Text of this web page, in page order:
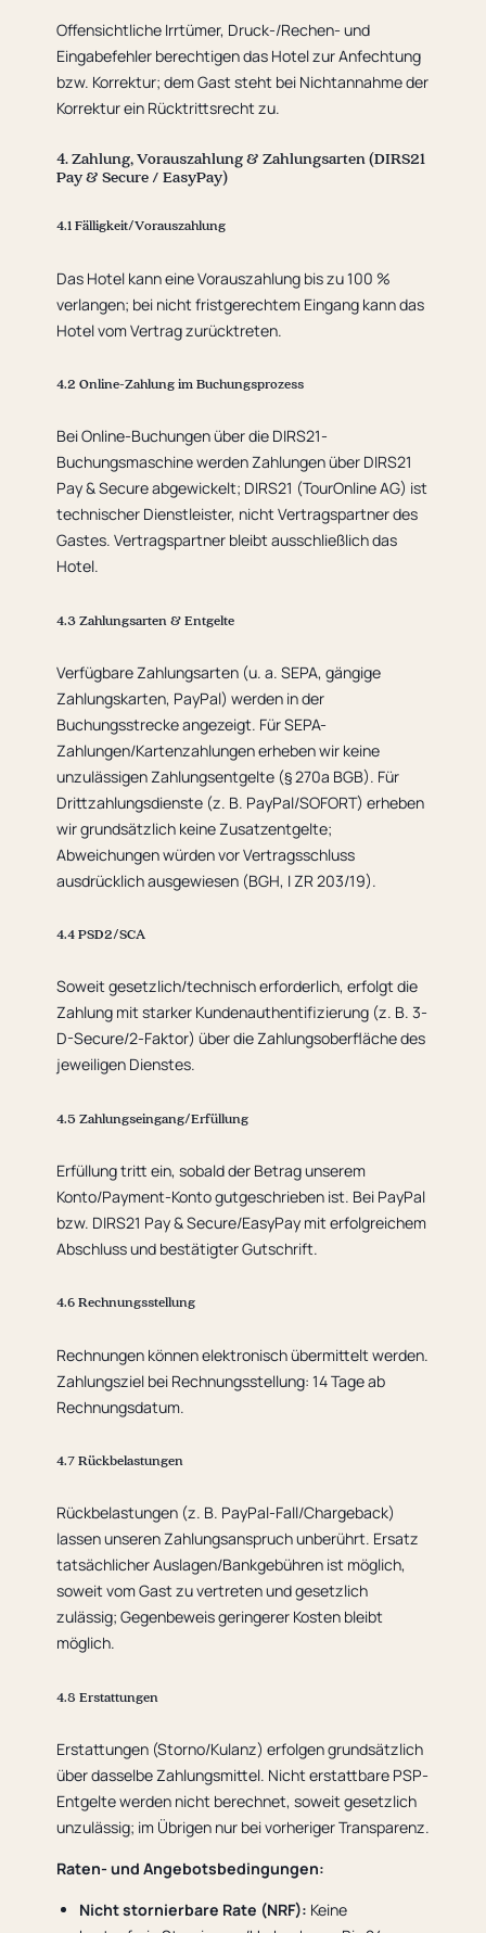
Offensichtliche Irrtümer, Druck-/Rechen- und
Eingabefehler berechtigen das Hotel zur Anfechtung
bzw. Korrektur; dem Gast steht bei Nichtannahme der
Korrektur ein Rücktrittsrecht zu.
4. Zahlung, Vorauszahlung & Zahlungsarten (DIRS21
Pay & Secure / EasyPay)
4.1 Fälligkeit/Vorauszahlung
Das Hotel kann eine Vorauszahlung bis zu 100 %
verlangen; bei nicht fristgerechtem Eingang kann das
Hotel vom Vertrag zurücktreten.
4.2 Online-Zahlung im Buchungsprozess
Bei Online-Buchungen über die DIRS21-
Buchungsmaschine werden Zahlungen über DIRS21
Pay & Secure abgewickelt; DIRS21 (TourOnline AG) ist
technischer Dienstleister, nicht Vertragspartner des
Gastes. Vertragspartner bleibt ausschließlich das
Hotel.
4.3 Zahlungsarten & Entgelte
Verfügbare Zahlungsarten (u. a. SEPA, gängige
Zahlungskarten, PayPal) werden in der
Buchungsstrecke angezeigt. Für SEPA-
Zahlungen/Kartenzahlungen erheben wir keine
unzulässigen Zahlungsentgelte (§ 270a BGB). Für
Drittzahlungsdienste (z. B. PayPal/SOFORT) erheben
wir grundsätzlich keine Zusatzentgelte;
Abweichungen würden vor Vertragsschluss
ausdrücklich ausgewiesen (BGH, I ZR 203/19).
4.4 PSD2/SCA
Soweit gesetzlich/technisch erforderlich, erfolgt die
Zahlung mit starker Kundenauthentifizierung (z. B. 3-
D-Secure/2-Faktor) über die Zahlungsoberfläche des
jeweiligen Dienstes.
4.5 Zahlungseingang/Erfüllung
Erfüllung tritt ein, sobald der Betrag unserem
Konto/Payment-Konto gutgeschrieben ist. Bei PayPal
bzw. DIRS21 Pay & Secure/EasyPay mit erfolgreichem
Abschluss und bestätigter Gutschrift.
4.6 Rechnungsstellung
Rechnungen können elektronisch übermittelt werden.
Zahlungsziel bei Rechnungsstellung: 14 Tage ab
Rechnungsdatum.
4.7 Rückbelastungen
Rückbelastungen (z. B. PayPal-Fall/Chargeback)
lassen unseren Zahlungsanspruch unberührt. Ersatz
tatsächlicher Auslagen/Bankgebühren ist möglich,
soweit vom Gast zu vertreten und gesetzlich
zulässig; Gegenbeweis geringerer Kosten bleibt
möglich.
4.8 Erstattungen
Erstattungen (Storno/Kulanz) erfolgen grundsätzlich
über dasselbe Zahlungsmittel. Nicht erstattbare PSP-
Entgelte werden nicht berechnet, soweit gesetzlich
unzulässig; im Übrigen nur bei vorheriger Transparenz.
Raten- und Angebotsbedingungen:
Nicht stornierbare Rate (NRF): Keine